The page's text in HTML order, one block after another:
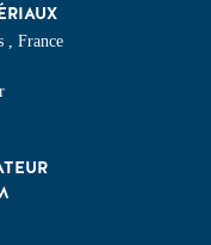
, France